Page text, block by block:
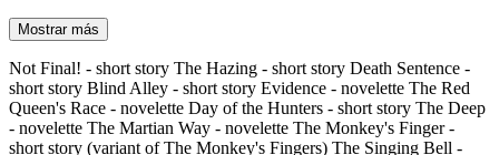
Mostrar más
Not Final! - short story The Hazing - short story Death Sentence -
short story Blind Alley - short story Evidence - novelette The Red
Queen's Race - novelette Day of the Hunters - short story The Deep
- novelette The Martian Way - novelette The Monkey's Finger -
short story (variant of The Monkey's Fingers) The Singing Bell -